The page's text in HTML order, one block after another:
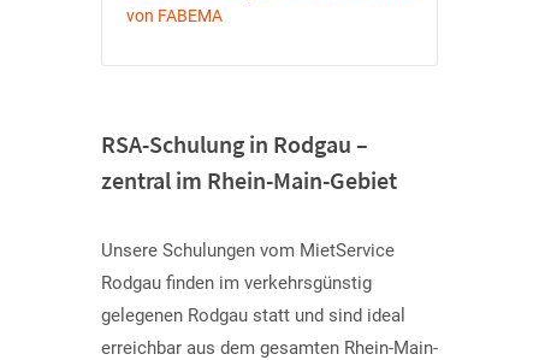
RSA-Schulung in Rodgau –
zentral im Rhein-Main-Gebiet
Unsere Schulungen vom MietService
Rodgau finden im verkehrsgünstig
gelegenen Rodgau statt und sind ideal
erreichbar aus dem gesamten Rhein-Main-